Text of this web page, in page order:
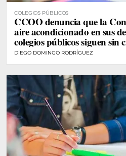
COLEGIOS PÚBLICOS
CCOO denuncia que la
aire acondicionado en sus
colegios públicos siguen sin
DIEGO DOMINGO RODRÍGUEZ